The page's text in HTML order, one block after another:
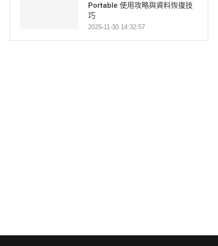
Portable 使用攻略與資料恢復技
巧
2025-11-30 14:32:57